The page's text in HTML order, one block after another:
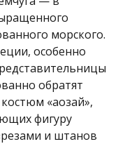
морского.
особенно
обратят
«аозай»,
фигуру
и штанов